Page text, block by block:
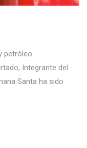
petróleo:
Integrante del
Santa ha sido